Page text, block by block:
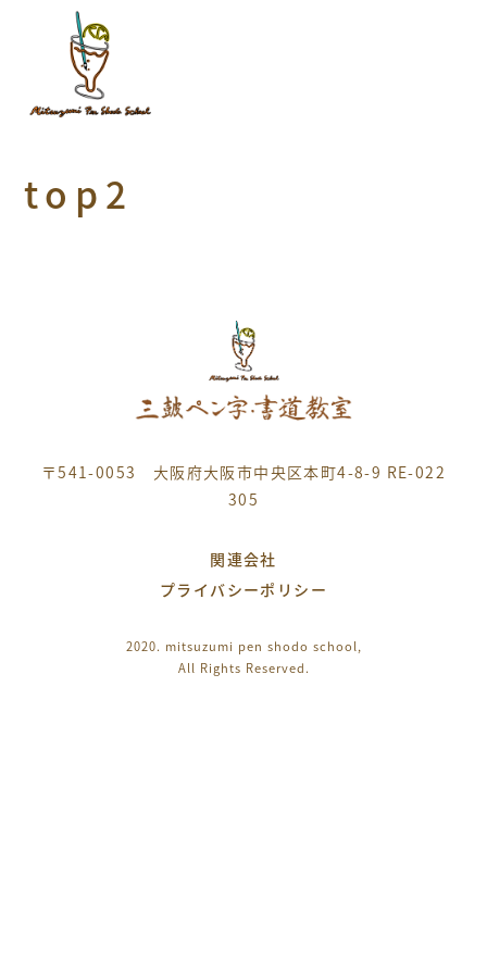
top2
〒541-0053 大阪府大阪市中央区本町4-8-9 RE-022
305
関連会社
プライバシーポリシー
2020. mitsuzumi pen shodo school,
All Rights Reserved.